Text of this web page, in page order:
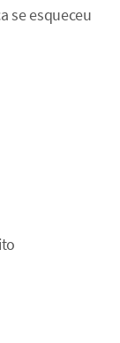
se esqueceu